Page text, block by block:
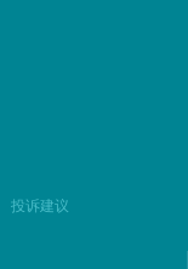
投诉建议